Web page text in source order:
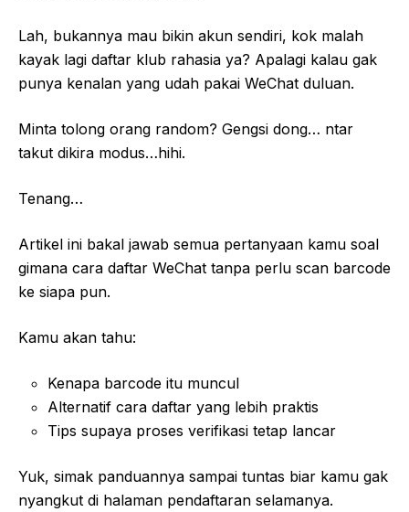
Lah, bukannya mau bikin akun sendiri, kok malah
kayak lagi daftar klub rahasia ya? Apalagi kalau gak
punya kenalan yang udah pakai WeChat duluan.
Minta tolong orang random? Gengsi dong… ntar
takut dikira modus…hihi.
Tenang…
Artikel ini bakal jawab semua pertanyaan kamu soal
gimana cara daftar WeChat tanpa perlu scan barcode
ke siapa pun.
Kamu akan tahu:
Kenapa barcode itu muncul
Alternatif cara daftar yang lebih praktis
Tips supaya proses verifikasi tetap lancar
Yuk, simak panduannya sampai tuntas biar kamu gak
nyangkut di halaman pendaftaran selamanya.